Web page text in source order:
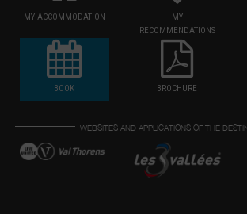
MY ACCOMMODATION
MY
RECOMMENDATIONS
BOOK BROCHURE
WEBSITES AND APPLICATIONS OF THE